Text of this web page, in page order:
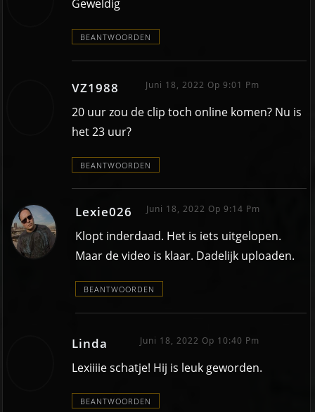
Geweldig
BEANTWOORDEN
VZ1988 Juni 18, 2022 Op 9:01 Pm
20 uur zou de clip toch online komen? Nu is
het 23 uur?
BEANTWOORDEN
Lexie026 Juni 18, 2022 Op 9:14 Pm
Klopt inderdaad. Het is iets uitgelopen.
Maar de video is klaar. Dadelijk uploaden.
BEANTWOORDEN
Linda Juni 18, 2022 Op 10:40 Pm
Lexiiiie schatje! Hij is leuk geworden.
BEANTWOORDEN